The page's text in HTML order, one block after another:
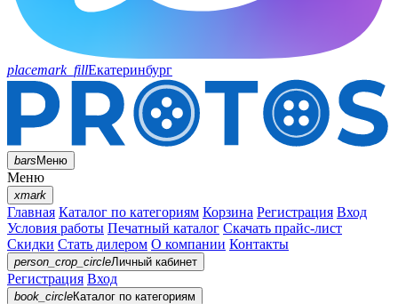
placemark_fillЕкатеринбург
barsМеню
Меню
xmark
Главная Каталог по категориям Корзина Регистрация Вход
Условия работы Печатный каталог Скачать прайс-лист
Скидки Стать дилером О компании Контакты
person_crop_circleЛичный кабинет
Регистрация Вход
book_circleКаталог по категориям